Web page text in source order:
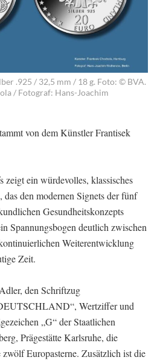
.925 / 32,5 mm / 18 g. Foto: © BVA.
/ Fotograf: Hans-Joachim
von dem Künstler Frantisek
ein würdevolles, klassisches
das den modernen Signets der fünf
Gesundheitskonzepts
Spannungsbogen deutlich zwischen
Weiterentwicklung
Zeit.
den Schriftzug
Wertziffer und
„G“ der Staatlichen
Prägestätte Karlsruhe, die
zwölf Europasterne. Zusätzlich ist die